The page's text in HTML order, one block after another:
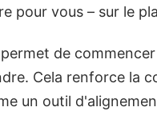
pour vous – sur le
de
Cela renforce la
un outil